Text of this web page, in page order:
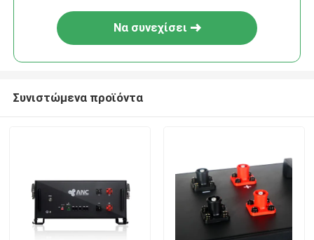
Να συνεχίσει
Συνιστώμενα προϊόντα